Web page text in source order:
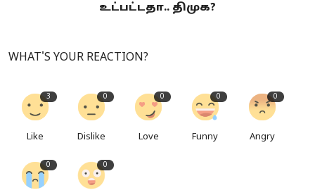
உட்பட்டதா.. திமுக?
WHAT'S YOUR REACTION?
3
Like
0
Dislike
0
Love
0
Funny
0
Angry
0 0